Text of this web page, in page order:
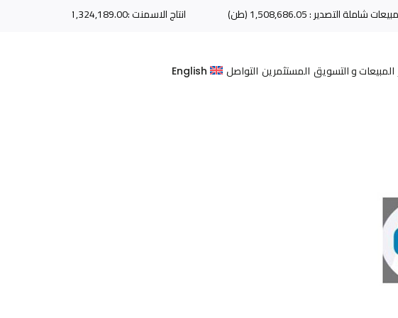
اجمالي الطاقة الإنتاجية : 10,000 ( طن)
المبيعات و التسويق المستثمرين التواصل English